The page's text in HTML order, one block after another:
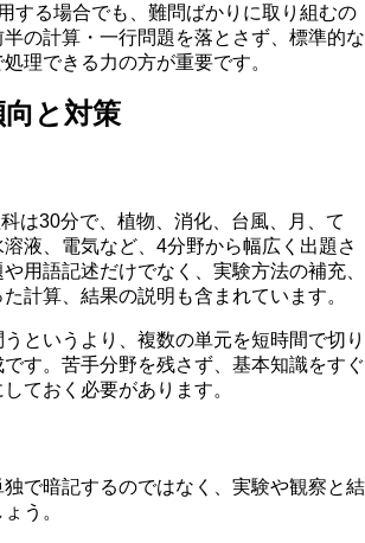
する場合でも、難問ばかりに取り組むの
半の計算・一行問題を落とさず、標準的な
理できる力の方が重要です。
と対策
は30分で、植物、消化、台風、月、て
液、電気など、4分野から幅広く出題さ
用語記述だけでなく、実験方法の補充、
計算、結果の説明も含まれています。
というより、複数の単元を短時間で切り
す。 苦手分野を残さず、基本知識をすぐ
ておく必要があります。
で暗記するのではなく、実験や観察と結
う。